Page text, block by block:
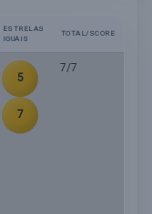
ESTRELAS
IGUAIS
TOTAL/SCORE
5
7
7/7